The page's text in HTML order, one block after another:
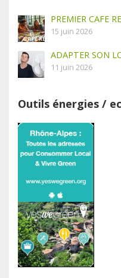
PREMIER CAFE
15 juin 2026
ADAPTER SON
11 juin 2026
Outils énergies /